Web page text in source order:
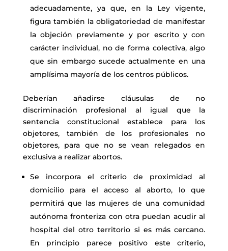
adecuadamente, ya que, en la Ley vigente,
figura también la obligatoriedad de manifestar
la objeción previamente y por escrito y con
carácter individual, no de forma colectiva, algo
que sin embargo sucede actualmente en una
amplísima mayoría de los centros públicos.
Deberían añadirse cláusulas de no
discriminación profesional al igual que la
sentencia constitucional establece para los
objetores, también de los profesionales no
objetores, para que no se vean relegados en
exclusiva a realizar abortos.
Se incorpora el criterio de proximidad al
domicilio para el acceso al aborto, loque
permitirá que las mujeres de una comunidad
autónoma fronteriza con otra puedan acudir al
hospital del otro territorio si es más cercano.
En principio parece positivo este criterio,